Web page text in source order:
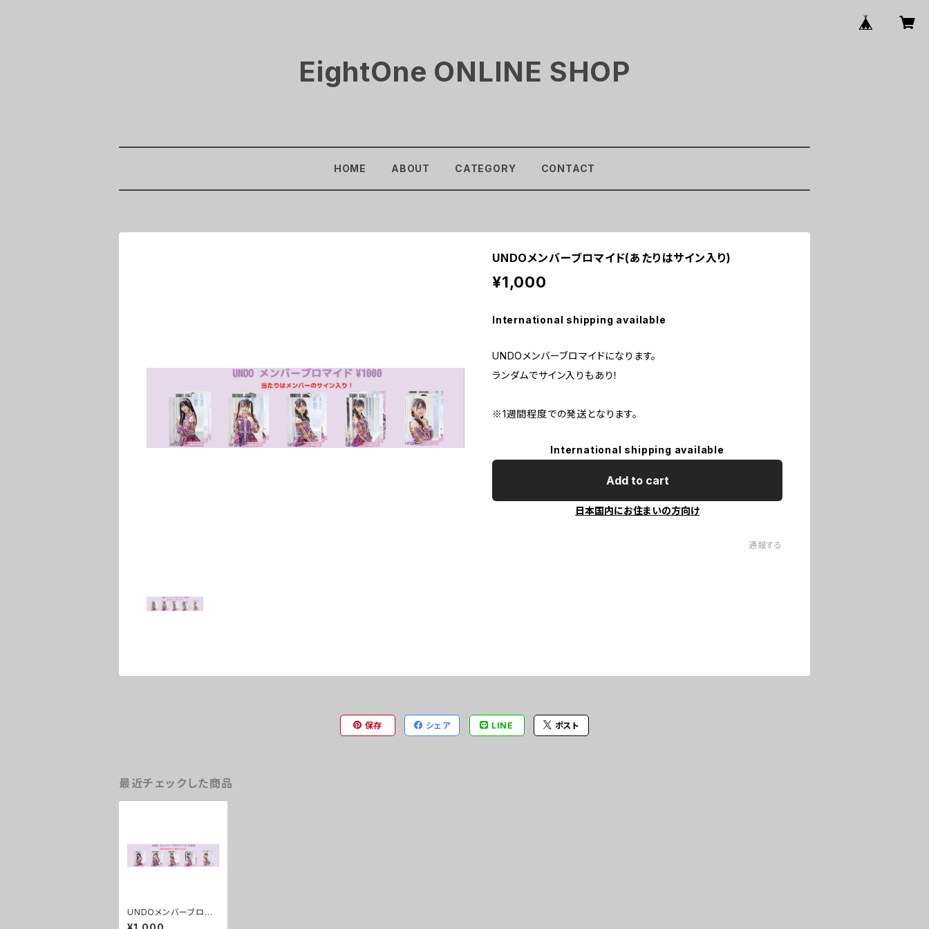
EightOne ONLINE SHOP
HOME ABOUT CATEGORY CONTACT
UNDOメンバーブロマイド(あたりはサイン入り)
¥1,000
International shipping available
UNDOメンバーブロマイドになります。
ランダムでサイン入りもあり！
※1週間程度での発送となります。
International shipping available
Add to cart
日本国内にお住まいの方向け
通報する
保存 シェア LINE ポスト
最近チェックした商品
UNDOメンバーブロマ
イド(あたりはサイン入